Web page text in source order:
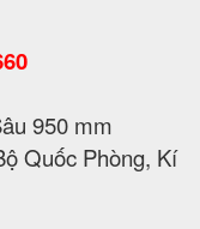
950 mm
Quốc Phòng, Kí